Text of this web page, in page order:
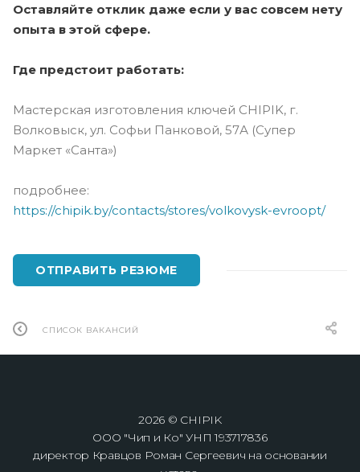
Оставляйте отклик даже если у вас совсем нету
опыта в этой сфере.
Где предстоит работать:
Мастерская изготовления ключей CHIPIK, г.
Волковыск, ул. Софьи Панковой, 57А (Супер
Маркет «Санта»)
подробнее:
https://chipik.by/contacts/stores/volkovysk-evroopt/
ОТПРАВИТЬ РЕЗЮМЕ
СПИСОК ВАКАНСИЙ
2026 © CHIPIK
ООО "Чип и Ко" УНП 193717836
директор Кравцов Роман Сергеевич на основании